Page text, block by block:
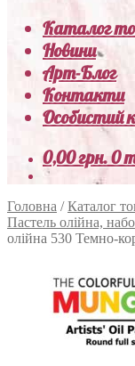
Каталог
Новини
Арт-Блог
Контакти
Особистий
0,00грн.0
Головна /Каталог
Пастель олійна,
олійна 530 Темно-